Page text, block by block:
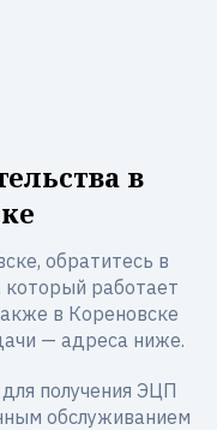
в
обратитесь в
который работает
в Кореновске
— адреса ниже.
получения ЭЦП
обслуживанием